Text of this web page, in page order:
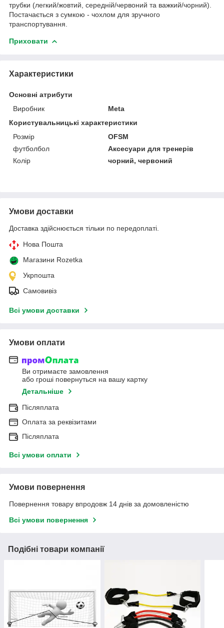
трубки (легкий/жовтий, середній/червоний та важкий/чорний).
Постачається з сумкою - чохлом для зручного
транспортування.
Приховати
Характеристики
Основні атрибути
Виробник
Meta
Користувальницькі характеристики
Розмір
OFSM
футболбол
Аксесуари для тренерів
Колір
чорний, червоний
Умови доставки
Доставка здійснюється тільки по передоплаті.
Нова Пошта
Магазини Rozetka
Укрпошта
Самовивіз
Всі умови доставки
Умови оплати
Ви отримаєте замовлення
або гроші повернуться на вашу картку
Детальніше
Післяплата
Оплата за реквізитами
Післяплата
Всі умови оплати
Умови повернення
Повернення товару впродовж 14 днів за домовленістю
Всі умови повернення
Подібні товари компанії